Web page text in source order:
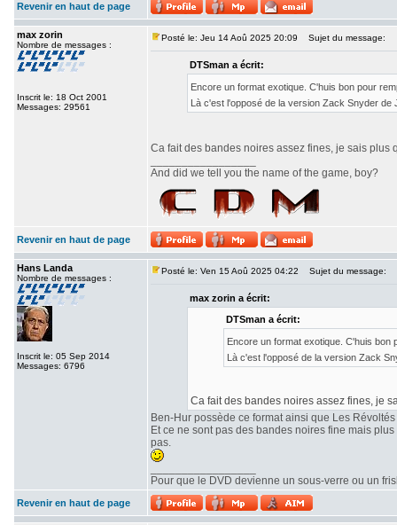
Revenir en haut de page
max zorin
Nombre de messages :
Inscrit le: 18 Oct 2001
Messages: 29561
Posté le: Jeu 14 Aoû 2025 20:09 Sujet du message:
DTSman a écrit:
Encore un format exotique. C'huis bon pour
Là c'est l'opposé de la version Zack Snyder de
Ca fait des bandes noires assez fines, je sais
And did we tell you the name of the game, boy?
Revenir en haut de page
Hans Landa
Nombre de messages :
Inscrit le: 05 Sep 2014
Messages: 6796
Posté le: Ven 15 Aoû 2025 04:22 Sujet du message:
max zorin a écrit:
DTSman a écrit:
Encore un format exotique. C'huis
Là c'est l'opposé de la version Zack
Ca fait des bandes noires assez fines, je
Ben-Hur possède ce format ainsi que Les
Et ce ne sont pas des bandes noires fine mais
pas.
Pour que le DVD devienne un sous-verre ou un
Revenir en haut de page